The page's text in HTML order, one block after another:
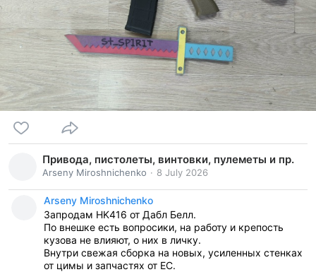
Привода, пистолеты, винтовки, пулеметы и пр.
Arseny Miroshnichenko 8 July 2026
Arseny Miroshnichenko
Запродам HK416 от Дабл Белл.
По внешке есть вопросики, на работу и крепость
кузова не влияют, о них в личку.
Внутри свежая сборка на новых, усиленных стенках
от цимы и запчастях от ЕС.